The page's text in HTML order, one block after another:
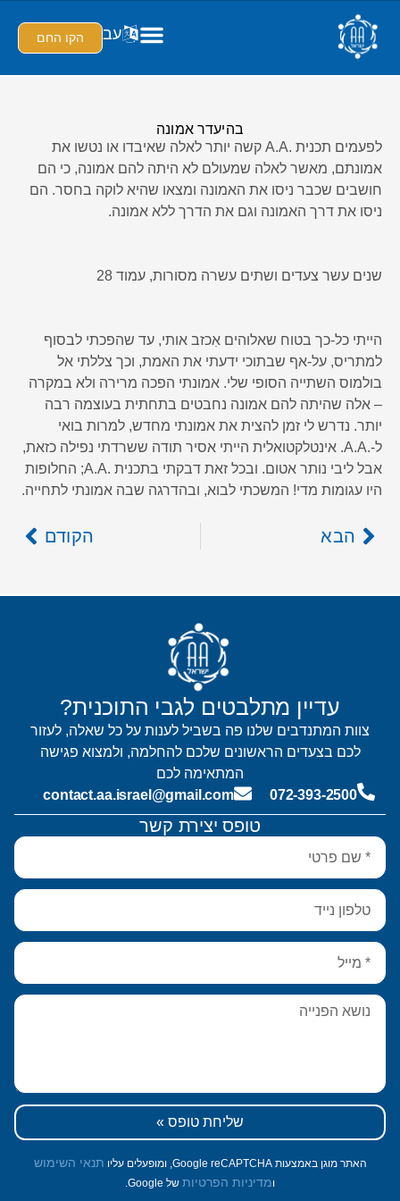
הקו החם עב
בהיעדר אמונה
לפעמים תכנית .A.A קשה יותר לאלה שאיבדו או נטשו את
אמונתם, מאשר לאלה שמעולם לא היתה להם אמונה, כי הם
חושבים שכבר ניסו את האמונה ומצאו שהיא לוקה בחסר. הם
ניסו את דרך האמונה וגם את הדרך ללא אמונה.
שנים עשר צעדים ושתים עשרה מסורות, עמוד 28
הייתי כל-כך בטוח שאלוהים אִכזב אותי, עד שהפכתי לבסוף
למתריס, על-אף שבתוכי ידעתי את האמת, וכך צללתי אל
בולמוס השתייה הסופי שלי. אמונתי הפכה מרירה ולא במקרה
– אלה שהיתה להם אמונה נחבטים בתחתית בעוצמה רבה
יותר. נדרש לי זמן להצית את אמונתי מחדש, למרות בואי
ל-.A.A. אינטלקטואלית הייתי אסיר תודה ששרדתי נפילה כזאת,
אבל ליבי נותר אטום. ובכל זאת דבקתי בתכנית .A.A; החלופות
היו עגומות מדי! המשכתי לבוא, ובהדרגה שבה אמונתי לתחייה.
הבא הקודם
טופס יצירת קשר
שליחת טופס »
האתר מוגן באמצעות Google reCAPTCHA, ומופעלים עליו תנאי השימוש
ומדיניות הפרטיות של Google.
עדיין מתלבטים לגבי התוכנית?
צוות המתנדבים שלנו פה בשביל לענות על כל שאלה, לעזור
לכם בצעדים הראשונים שלכם להחלמה, ולמצוא פגישה
המתאימה לכם
072-393-2500
contact.aa.israel@gmail.com